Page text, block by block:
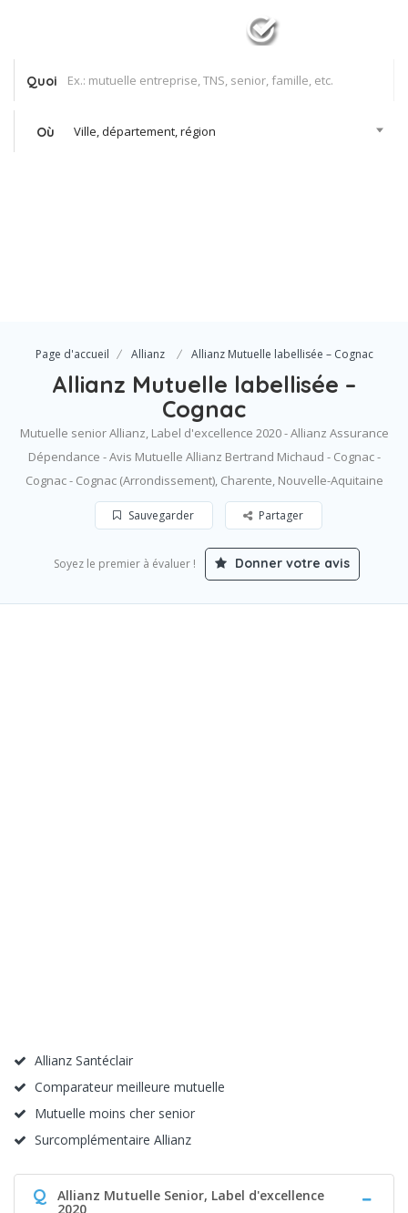
Quoi
Où Ville, département, région
Page d'accueil Allianz Allianz Mutuelle labellisée – Cognac
Allianz Mutuelle labellisée –
Cognac
Mutuelle senior Allianz, Label d'excellence 2020 - Allianz Assurance
Dépendance - Avis Mutuelle Allianz Bertrand Michaud - Cognac -
Cognac - Cognac (Arrondissement), Charente, Nouvelle-Aquitaine
Sauvegarder Partager
Soyez le premier à évaluer ! Donner votre avis
Allianz Santéclair
Comparateur meilleure mutuelle
Mutuelle moins cher senior
Surcomplémentaire Allianz
Q Allianz Mutuelle Senior, Label d'excellence
2020